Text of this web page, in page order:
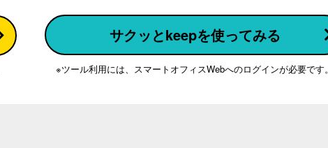
サクッとkeepを使ってみる
※ツール利用には、スマートオフィスWebへのログインが必要です。